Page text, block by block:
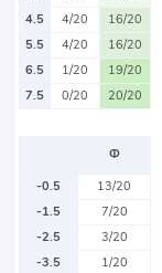
4.5
4/20
16/20
5.5
4/20
16/20
6.5
1/20
19/20
7.5
0/20 20/20
Ф
-0.5
13/20
-1.5
7/20
-2.5
3/20
-3.5
1/20